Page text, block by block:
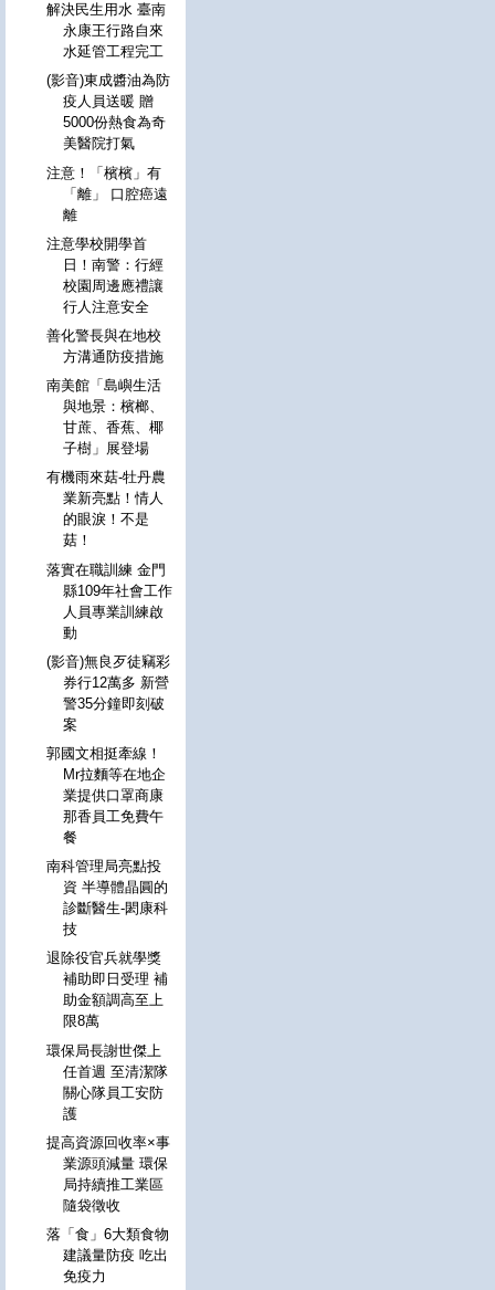
解決民生用水 臺南
永康王行路自來
水延管工程完工
(影音)東成醬油為防
疫人員送暖 贈
5000份熱食為奇
美醫院打氣
注意！「檳檳」有
「離」 口腔癌遠
離
注意學校開學首
日！南警：行經
校園周邊應禮讓
行人注意安全
善化警長與在地校
方溝通防疫措施
南美館「島嶼生活
與地景：檳榔、
甘蔗、香蕉、椰
子樹」展登場
有機雨來菇-牡丹農
業新亮點！情人
的眼淚！不是
菇！
落實在職訓練 金門
縣109年社會工作
人員專業訓練啟
動
(影音)無良歹徒竊彩
券行12萬多 新營
警35分鐘即刻破
案
郭國文相挺牽線！
Mr拉麵等在地企
業提供口罩商康
那香員工免費午
餐
南科管理局亮點投
資 半導體晶圓的
診斷醫生-閎康科
技
退除役官兵就學獎
補助即日受理 補
助金額調高至上
限8萬
環保局長謝世傑上
任首週 至清潔隊
關心隊員工安防
護
提高資源回收率×事
業源頭減量 環保
局持續推工業區
隨袋徵收
落「食」6大類食物
建議量防疫 吃出
免疫力